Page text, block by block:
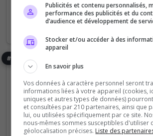
#8
Faction Freebuild Semi-RP
Publicités et contenu personnalisés,
performance des publicités et du
d’audience et développement de
Stocker et/ou accéder à des
appareil
En savoir plus
Vos données à caractère personnel seront
informations liées à votre appareil (cookies,
uniques et autres types de données)
et consultées par 210 partenaires, ainsi que
lui, ou utilisées spécifiquement par ce site.
nous-mêmes sommes susceptibles d'utiliser
géolocalisation précises. Liste des